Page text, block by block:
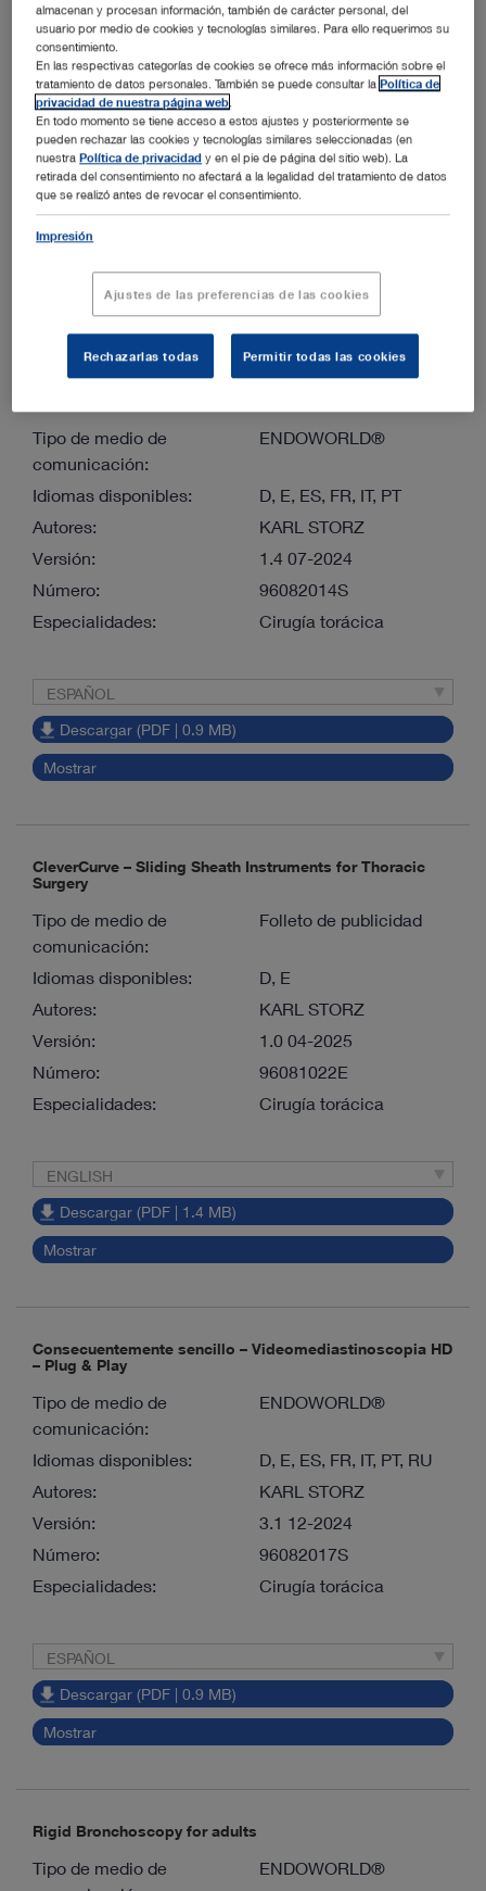
Idiomas disponibles:
D, E, ES, FR, IT
Autores:
Versión:
2.1 04-2026
Número:
Especialidades:
Cirugía torácica
ESPAÑOL
Descargar (PDF | 2.3 MB)
Instrumental pediátrico para broncoscopia – Sets para la
Tipo de medio de
comunicación:
ENDOWORLD®
Idiomas disponibles:
D, E, ES, FR, IT, PT
Autores:
KARL STORZ
Versión:
1.4 07-2024
Número:
96082014S
Especialidades:
Cirugía torácica
ESPAÑOL
Descargar (PDF | 0.9 MB)
Mostrar
CleverCurve – Sliding Sheath Instruments for Thoracic
Surgery
Tipo de medio de
comunicación:
Folleto de publicidad
Idiomas disponibles:
D, E
Autores:
KARL STORZ
Versión:
1.0 04-2025
Número:
96081022E
Especialidades:
Cirugía torácica
ENGLISH
Descargar (PDF | 1.4 MB)
Mostrar
Consecuentemente sencillo – Videomediastinoscopia HD
– Plug & Play
Tipo de medio de
comunicación:
ENDOWORLD®
Idiomas disponibles:
D, E, ES, FR, IT, PT, RU
Autores:
KARL STORZ
Versión:
3.1 12-2024
Número:
96082017S
Especialidades:
Cirugía torácica
ESPAÑOL
Descargar (PDF | 0.9 MB)
Mostrar
Rigid Bronchoscopy for adults
Tipo de medio de
ENDOWORLD®
almacenan y procesan información, también de carácter personal, del
usuario por medio de cookies y tecnologías similares. Para ello requerimos su
consentimiento.
En las respectivas categorías de cookies se ofrece más información sobre el
tratamiento de datos personales. También se puede consultar laPolítica de
privacidad de nuestra página web
En todo momento se tiene acceso a estos ajustes y posteriormente se
pueden rechazar las cookies y tecnologías similares seleccionadas (en
nuestraPolítica de privacidad y en el pie de página del sitio web). La
retirada del consentimiento no afectará a la legalidad del tratamiento de datos
que se realizó antes de revocar el consentimiento.
Impresión
Ajustes de las preferencias de las cookies
Rechazarlas todas Permitir todas las cookies